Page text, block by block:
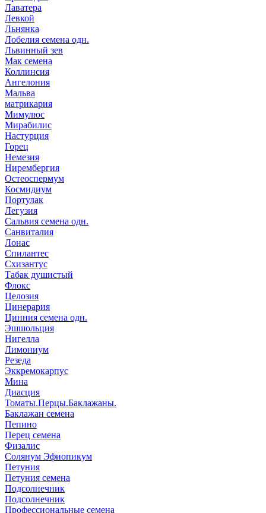
Лаватера
Левкой
Льнянка
Лобелия семена одн.
Львинный зев
Мак семена
Коллинсия
Ангелония
Мальва
матрикария
Мимулюс
Мирабилис
Настурция
Горец
Немезия
Нирембергия
Остеоспермум
Космидиум
Портулак
Легузия
Сальвия семена одн.
Санвиталия
Лонас
Спилантес
Схизантус
Табак душистый
Флокс
Целозия
Цинерария
Цинния семена одн.
Эшшольция
Нигелла
Лимониум
Резеда
Эккремокарпус
Мина
Диасция
Томаты.Перцы.Баклажаны.
Баклажан семена
Пепино
Перец семена
Физалис
Солянум Эфиопикум
Петуния
Петуния семена
Подсолнечник
Подсолнечник
Профессиональные семена